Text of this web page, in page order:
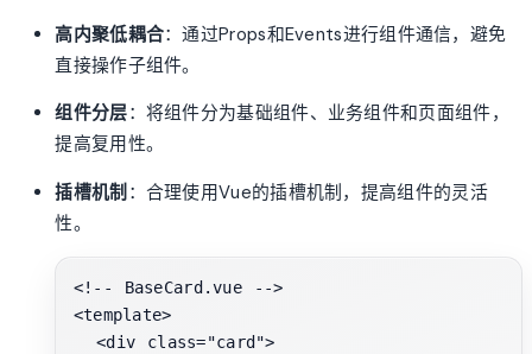
高内聚低耦合：通过Props和Events进行组件通信，避免
直接操作子组件。
组件分层：将组件分为基础组件、业务组件和页面组件，
提高复用性。
插槽机制 ：合理使用Vue的插槽机制，提高组件的灵活
性。
<!-- BaseCard.vue -->
<template>
  <div class="card">